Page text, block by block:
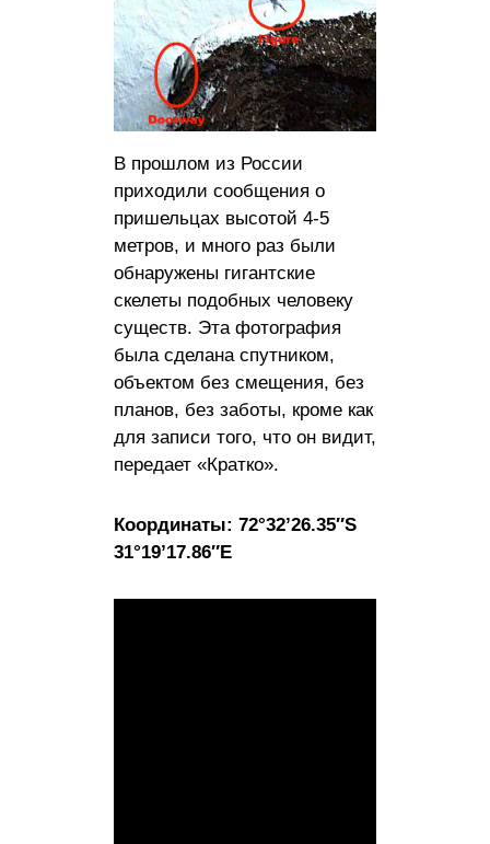
В прошлом из России
приходили сообщения о
пришельцах высотой 4-5
метров, и много раз были
обнаружены гигантские
скелеты подобных человеку
существ. Эта фотография
была сделана спутником,
объектом без смещения, без
планов, без заботы, кроме как
для записи того, что он видит,
передает «Кратко».
Координаты: 72°32’26.35″S
31°19’17.86″E